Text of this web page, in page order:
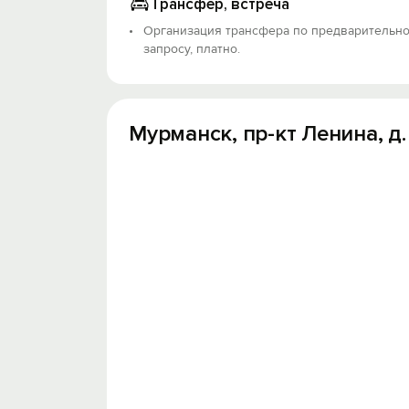
Организация трансфера по
запросу, платно.
Мурманск, пр-кт Ленина,